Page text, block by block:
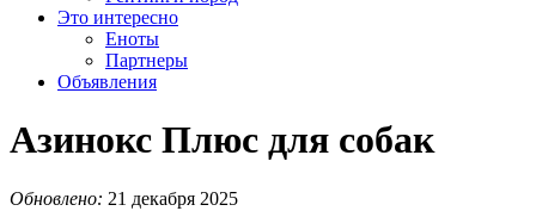
Это интересно
Еноты
Партнеры
Объявления
Азинокс Плюс для собак
Обновлено: 21 декабря 2025